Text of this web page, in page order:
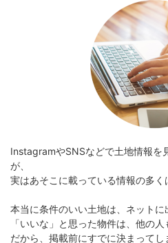
InstagramやSNSなどで土地情報を
が、
実はあそこに載っている情報の多く
本当に条件のいい土地は、ネット
「いいな」と思った物件は、他の
だから、掲載前にすでに決まって